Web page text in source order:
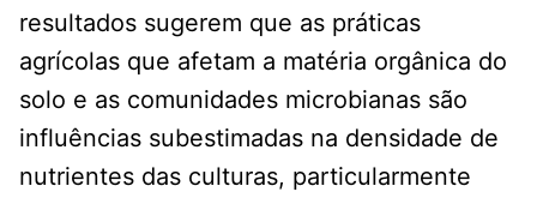
resultados sugerem que as práticas
agrícolas que afetam a matéria orgânica do
solo e as comunidades microbianas são
influências subestimadas na densidade de
nutrientes das culturas, particularmente